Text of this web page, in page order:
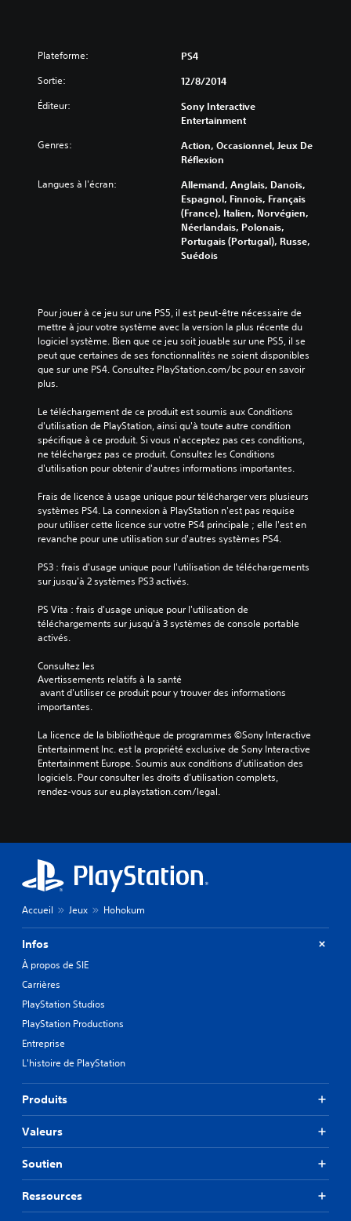
Plateforme: PS4
Sortie: 12/8/2014
Éditeur:
Sony Interactive
Entertainment
Genres:
Action, Occasionnel, Jeux De
Réflexion
Langues à l'écran:
Allemand, Anglais, Danois,
Espagnol, Finnois, Français
(France), Italien, Norvégien,
Néerlandais, Polonais,
Portugais (Portugal), Russe,
Suédois
Pour jouer à ce jeu sur une PS5, il est peut-être nécessaire de
mettre à jour votre système avec la version la plus récente du
logiciel système. Bien que ce jeu soit jouable sur une PS5, il se
peut que certaines de ses fonctionnalités ne soient disponibles
que sur une PS4. Consultez PlayStation.com/bc pour en savoir
plus.
Le téléchargement de ce produit est soumis aux Conditions
d'utilisation de PlayStation, ainsi qu'à toute autre condition
spécifique à ce produit. Si vous n'acceptez pas ces conditions,
ne téléchargez pas ce produit. Consultez les Conditions
d'utilisation pour obtenir d'autres informations importantes.
Frais de licence à usage unique pour télécharger vers plusieurs
systèmes PS4. La connexion à PlayStation n'est pas requise
pour utiliser cette licence sur votre PS4 principale ; elle l'est en
revanche pour une utilisation sur d'autres systèmes PS4.
PS3 : frais d'usage unique pour l'utilisation de téléchargements
sur jusqu'à 2 systèmes PS3 activés.
PS Vita : frais d'usage unique pour l'utilisation de
téléchargements sur jusqu'à 3 systèmes de console portable
activés.
Consultez les
Avertissements relatifs à la santé
importantes.
La licence de la bibliothèque de programmes ©Sony Interactive
Entertainment Inc. est la propriété exclusive de Sony Interactive
Entertainment Europe. Soumis aux conditions d’utilisation des
logiciels. Pour consulter les droits d’utilisation complets,
rendez-vous sur eu.playstation.com/legal.
Accueil Jeux Hohokum
Infos
À propos de SIE
Carrières
PlayStation Studios
PlayStation Productions
Entreprise
L'histoire de PlayStation
Produits
Valeurs
Soutien
Ressources